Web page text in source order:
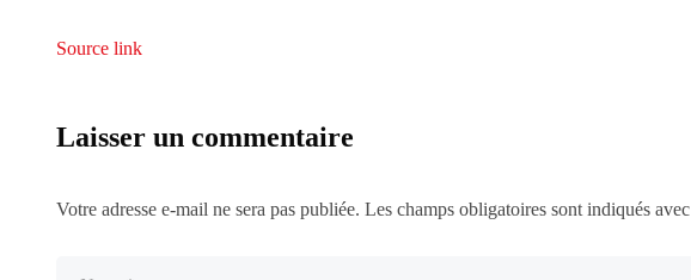
Source link
Laisser un commentaire
Votre adresse e-mail ne sera pas publiée. Les champs obligatoires sont indiqués avec